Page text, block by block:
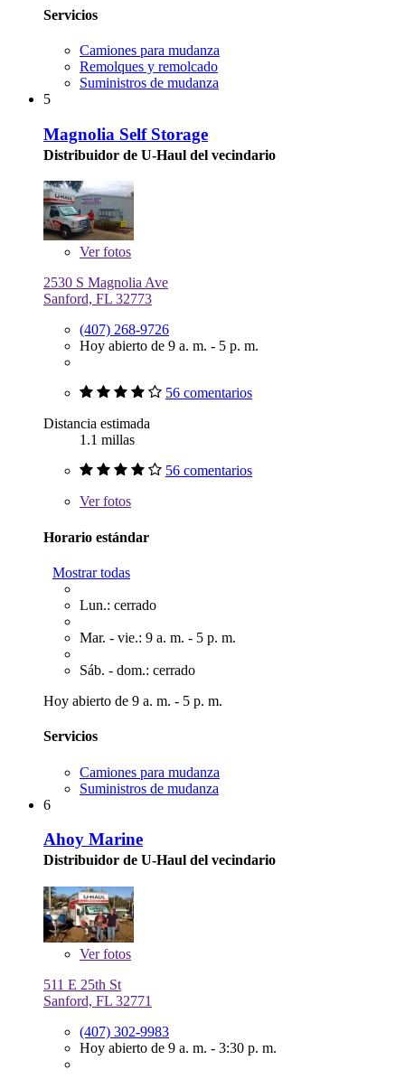
Servicios
Camiones para mudanza
Remolques y remolcado
Suministros de mudanza
5
Magnolia Self Storage
Distribuidor de U-Haul del vecindario
Verfotos
2530 S Magnolia Ave
Sanford, FL 32773
(407) 268-9726
Hoy abierto de 9 a. m. - 5 p. m.
56 comentarios
Distancia estimada
1.1 millas
56 comentarios
Verfotos
Horario estándar
Mostrar todas
Lun.: cerrado
Mar. - vie.: 9 a. m. - 5 p. m.
Sáb. - dom.: cerrado
Hoy abierto de 9 a. m. - 5 p. m.
Servicios
Camiones para mudanza
Suministros de mudanza
6
Ahoy Marine
Distribuidor de U-Haul del vecindario
Verfotos
511 E 25th St
Sanford, FL 32771
(407) 302-9983
Hoy abierto de 9 a. m. - 3:30 p. m.